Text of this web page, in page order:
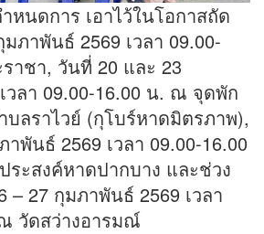
หนดการ เอาไว้ในโอกาสถัด
ภาพันธ์ 2569 เวลา 09.00-
าชา, วันที่ 20 และ 23
วลา 09.00-16.00 น. ณ จุดพัก
บลราไวย์ (กุโบร์หาดมิตรภาพ),
พันธ์ 2569 เวลา 09.00-16.00
ะสงค์หาดปากบาง และช่วง
– 27 กุมภาพันธ์ 2569 เวลา
วัดสว่างอารมณ์